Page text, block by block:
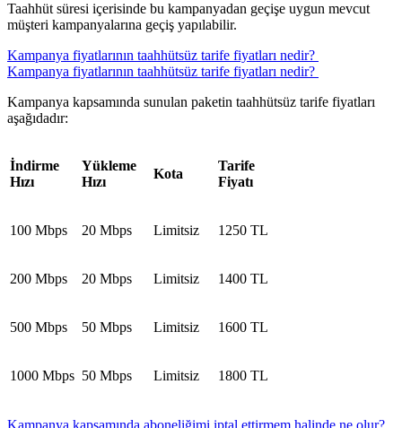
Taahhüt süresi içerisinde bu kampanyadan geçişe uygun mevcut
müşteri kampanyalarına geçiş yapılabilir. ​​​
Kampanya fiyatlarının taahhütsüz tarife fiyatları nedir? ​​​
Kampanya fiyatlarının taahhütsüz tarife fiyatları nedir? ​​​
Kampanya kapsamında sunulan paketin taahhütsüz tarife fiyatları
aşağıdadır: ​​​
İndirme
Hızı
Yükleme
Hızı
Kota
Tarife
Fiyatı​
100 Mbps 20 Mbps Limitsiz 1250 TL
200 Mbps 20 Mbps Limitsiz 1400 TL
500 Mbps 50 Mbps Limitsiz 1600 TL
1000 Mbps 50 Mbps Limitsiz 1800 TL